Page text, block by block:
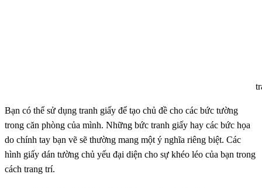
Bạn có thể sử dụng tranh giấy để tạo chủ đề cho các bức tường
trong căn phòng của mình. Những bức tranh giấy hay các bức họa
do chính tay bạn vẽ sẽ thường mang một ý nghĩa riêng biệt. Các
hình giấy dán tường chủ yếu đại diện cho sự khéo léo của bạn trong
cách trang trí.